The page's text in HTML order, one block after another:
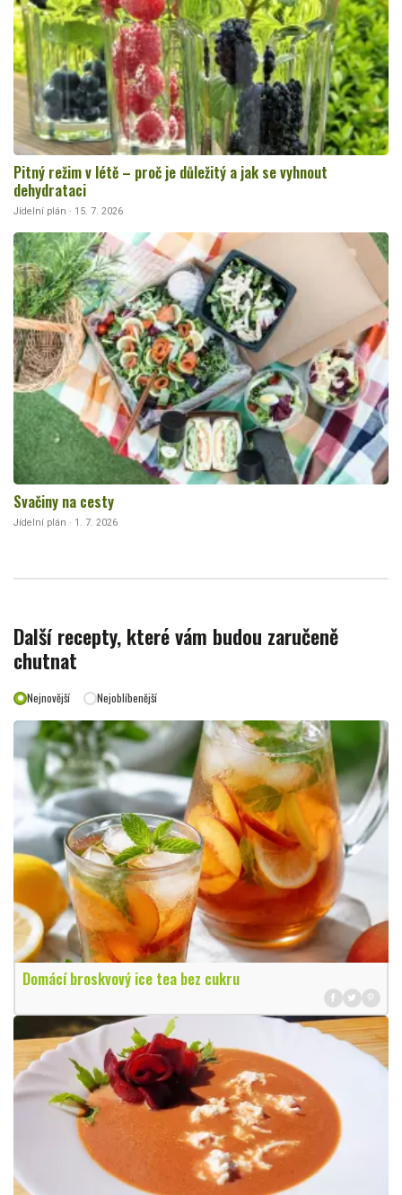
Pitný režim v létě – proč je důležitý a jak se vyhnout
dehydrataci
Jídelní plán · 15. 7. 2026
Svačiny na cesty
Jídelní plán · 1. 7. 2026
Další recepty, které vám budou zaručeně
chutnat
Nejnovější Nejoblíbenější
Domácí broskvový ice tea bez cukru